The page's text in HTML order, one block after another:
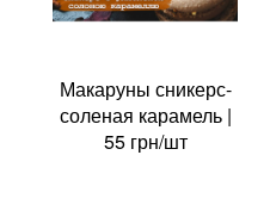
Макаруны сникерс-
соленая карамель |
55 грн/шт